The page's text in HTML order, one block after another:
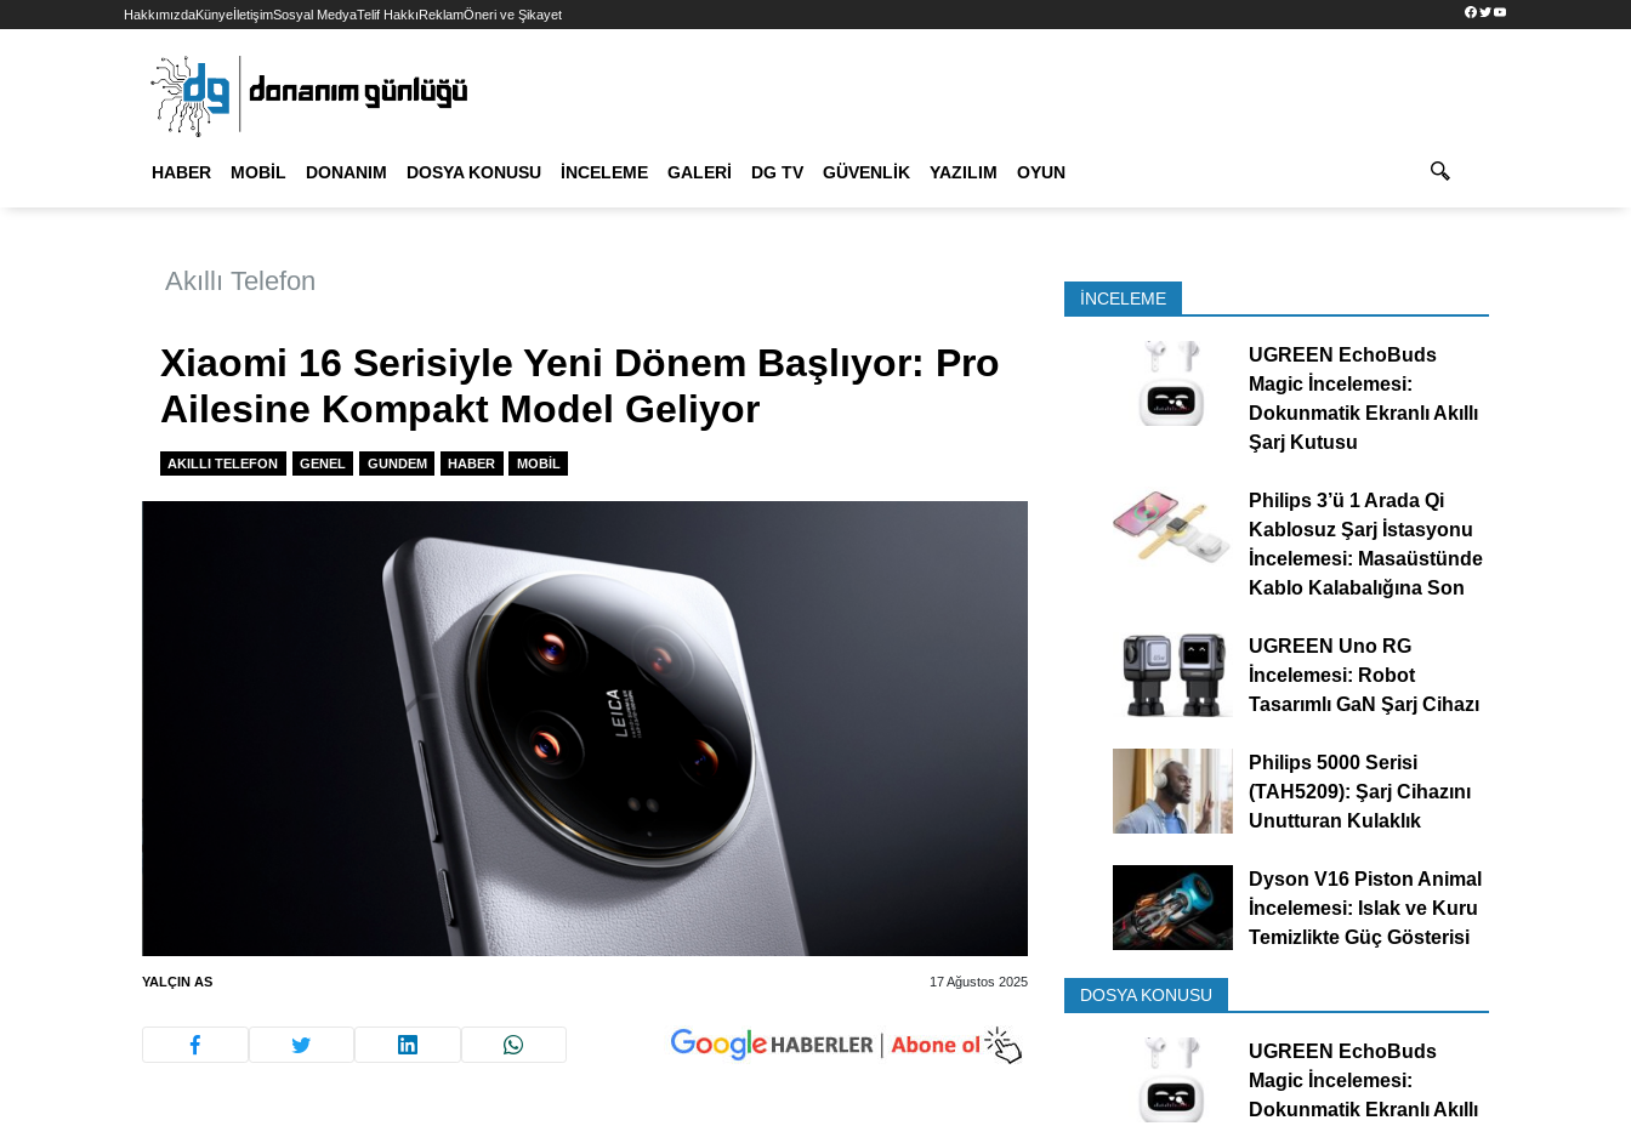
HakkımızdaKünyeİletişimSosyal MedyaTelif HakkıReklamÖneri ve Şikayet Facebook
TwitterYouTube
HABER MOBIL DONANIM DOSYA KONUSU İNCELEME GALERI DG TV GÜVENLIK YAZILIM OYUN
Akıllı Telefon
Xiaomi 16 Serisiyle Yeni Dönem Başlıyor: Pro
Ailesine Kompakt Model Geliyor
AKILLI TELEFON GENEL GUNDEM HABER MOBIL
YALÇIN AS 17 Ağustos 2025
İNCELEME
UGREEN EchoBuds
Magic İncelemesi:
Dokunmatik Ekranlı Akıllı
Şarj Kutusu
Philips 3’ü 1 Arada Qi
Kablosuz Şarj İstasyonu
İncelemesi: Masaüstünde
Kablo Kalabalığına Son
UGREEN Uno RG
İncelemesi: Robot
Tasarımlı GaN Şarj Cihazı
Philips 5000 Serisi
(TAH5209): Şarj Cihazını
Unutturan Kulaklık
Dyson V16 Piston Animal
İncelemesi: Islak ve Kuru
Temizlikte Güç Gösterisi
DOSYA KONUSU
UGREEN EchoBuds
Magic İncelemesi:
Dokunmatik Ekranlı Akıllı